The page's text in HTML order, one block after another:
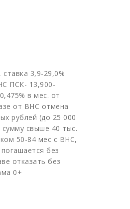
3,9-29,0%
ПСК- 13,900-
в мес. от
от ВНС отмена
рублей (до 25 000
сумму свыше 40 тыс.
50-84 мес с ВНС,
без
отказать без
0+